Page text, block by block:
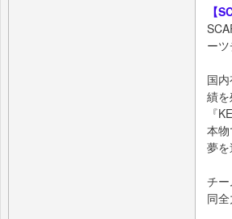
【
ーツ
国
績を
『
本
夢
チ
同